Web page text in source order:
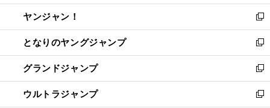
開
く
ウ
で
開
く
ウ
ィ
ン
ド
ウ
で
開
く
し
い
ウ
ィ
ン
ド
ウ
で
ヤンジャン！
新
し
い
ウ
ィ
ン
ド
となりのヤングジャンプ
新
し
い
ウ
ィ
グランドジャンプ
新
し
い
ウルトラジャンプ
新